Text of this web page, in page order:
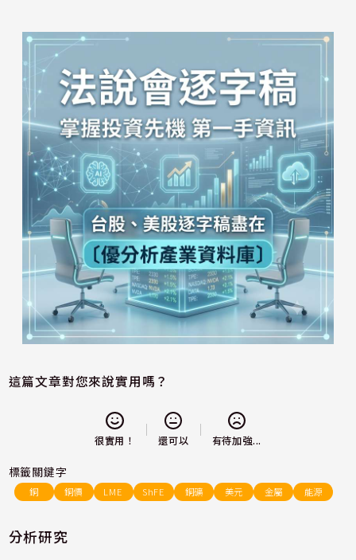
這篇文章對您來說實用嗎？
很實用！ 還可以 有待加強...
標籤關鍵字
銅 銅價 LME ShFE 銅礦 美元 金屬 能源
分析研究